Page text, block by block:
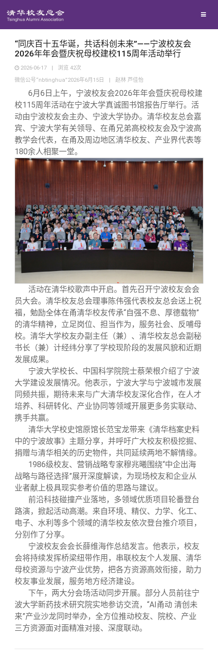
地区联络
年级联络
院系校友工作
专业委员会
兴趣群体
西南联大校友会
回馈母校
捐赠项目
捐赠新闻
捐赠纪事
捐赠方法
义工计划
媒体平台
《清华校友通讯》
《水木清华》
我要订阅
新媒体平台
百年清华
清华人物
清华故事
青春风采
校友文苑
校友讲坛
校友服务
终身学习
信息化服务
三创大赛
实用信息
校友总会
总会简介
会长致辞
总会章程
制度法规
联系我们
关闭
“同庆百十五华诞，共话科创未来”——宁波校友会
2026年年会暨庆祝母校建校115周年活动举行
2026-06-17 | 浏览 42次
微信公号“nbtinghua”2026年6月15日
| 赵林 芦佳怡
6月6日上午，宁波校友会2026年年会暨庆祝母校建
校115周年活动在宁波大学真诚图书馆报告厅举行。活
动由宁波校友会主办、宁波大学协办。清华校友总会嘉
宾、宁波大学有关领导、在甬兄弟高校校友会及宁波高
教学会代表，在甬及周边地区清华校友、产业界代表等
180余人相聚一堂。
活动在清华校歌声中开启。首先召开宁波校友会会
员大会。 清华校友总会理事陈伟强代表校友总会送上祝
福，勉励全体在甬清华校友传承“自强不息、厚德载物”
的清华精神，立足岗位、担当作为，服务社会、反哺母
校。清华大学校友办副主任（兼）、清华校友总会副秘
书长（兼）计经纬分享了学校现阶段的发展风貌和近期
发展成果。
宁波大学校长、中国科学院院士蔡荣根介绍了宁波
大学建设发展情况。他表示，宁波大学与宁波城市发展
同频共振，期待未来与广大清华校友深化合作，在人才
培养、科研转化、产业协同等领域开展更多务实联动、
携手共赢。
清华大学校史馆原馆长范宝龙带来《清华档案史料
中的宁波故事》主题分享，并呼吁广大校友积极挖掘、
捐赠与清华相关的历史物件，共同延续两地不解情缘。
1986级校友、营销战略专家穆兆曦围绕“中企出海
战略与路径选择”展开深度解读，为现场校友和企业从
业者献上极具现实参考价值的思路与建议。
前沿科技碰撞产业落地，多领域优质项目轮番登台
路演，掀起活动高潮。来自环境、精仪、力学、化工、
电子、水利等多个领域的清华校友依次登台推介项目，
分别作了分享。
宁波校友会会长薛维海作总结发言。他表示，校友
会将持续发挥桥梁纽带作用，串联校友个人发展、清华
母校资源与宁波产业优势，把各方资源高效衔接，助力
校友事业发展，服务地方经济建设。
下午，两大分会场活动同步开展。部分人员前往宁
波大学新药技术研究院实地参访交流，“AI甬动 清创未
来”产业沙龙 同时举办，全方位推动校友、院校、产业
三方资源面对面精准对接、深度联动。